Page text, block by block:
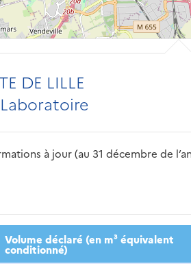
DE LILLE
à jour (au 31 décembre de
2016 2017
Volume déclaré (en m³ équivalent
conditionné)